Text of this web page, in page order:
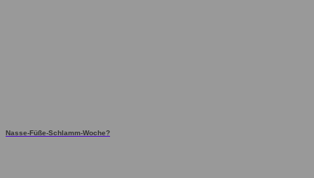
Nasse-Füße-Schlamm-Woche?